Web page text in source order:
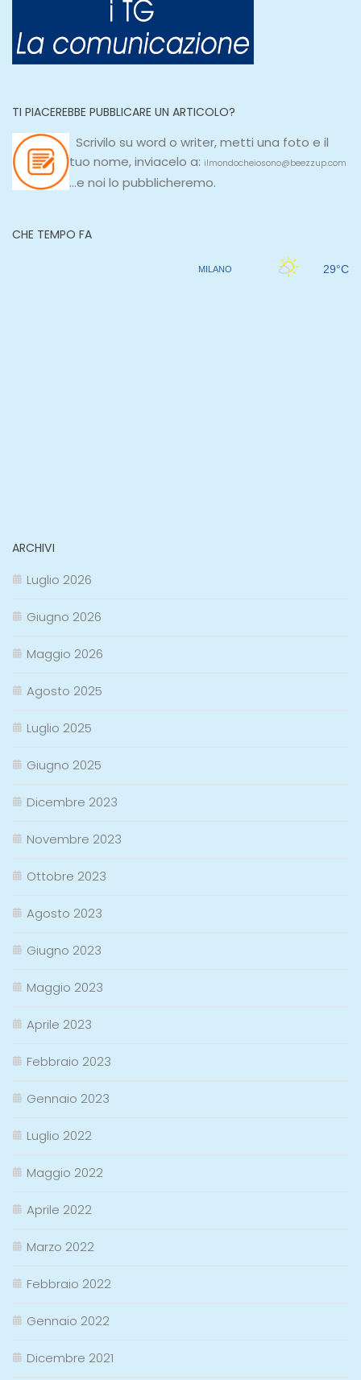
TI PIACEREBBE PUBBLICARE UN ARTICOLO?
Scrivilo su word o writer, metti una foto e il
tuo nome, inviacelo a: ilmondocheiosono@beezzup.com
...e noi lo pubblicheremo.
CHE TEMPO FA
ARCHIVI
Luglio 2026
Giugno 2026
Maggio 2026
Agosto 2025
Luglio 2025
Giugno 2025
Dicembre 2023
Novembre 2023
Ottobre 2023
Agosto 2023
Giugno 2023
Maggio 2023
Aprile 2023
Febbraio 2023
Gennaio 2023
Luglio 2022
Maggio 2022
Aprile 2022
Marzo 2022
Febbraio 2022
Gennaio 2022
Dicembre 2021